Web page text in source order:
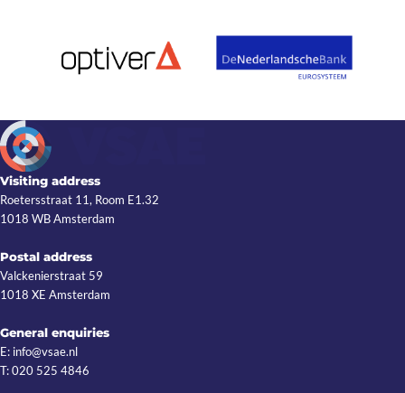
Visiting address
Roetersstraat 11, Room E1.32
1018 WB Amsterdam
Postal address
Valckenierstraat 59
1018 XE Amsterdam
General enquiries
E: info@vsae.nl
T: 020 525 4846